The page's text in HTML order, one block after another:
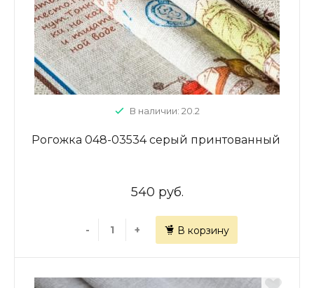
В наличии: 20.2
Рогожка 048-03534 серый принтованный
540 руб.
- + В корзину